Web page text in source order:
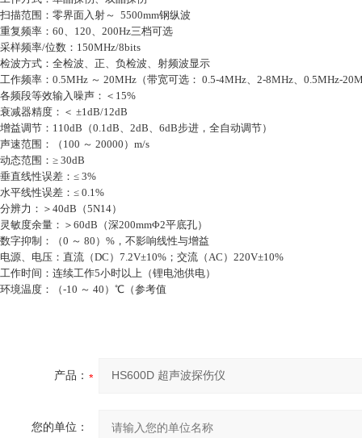
扫描范围：零界面入射～ 5500mm钢纵波
重复频率：60、120、200Hz三档可选
采样频率/位数：150MHz/8bits
检波方式：全检波、正、负检波、射频波显示
工作频率：0.5MHz ～ 20MHz（带宽可选： 0.5-4MHz、2-8MHz、0.5MHz-
各频段等效输入噪声：＜15%
衰减器精度：＜ ±1dB/12dB
增益调节：110dB（0.1dB、2dB、6dB步进，全自动调节）
声速范围：（100 ～ 20000）m/s
动态范围：≥ 30dB
垂直线性误差：≤ 3%
水平线性误差：≤ 0.1%
分辨力：＞40dB（5N14）
灵敏度余量：＞60dB（深200mmΦ2平底孔）
数字抑制：（0 ～ 80）%，不影响线性与增益
电源、电压：直流（DC）7.2V±10%；交流（AC）220V±10%
工作时间：连续工作5小时以上（锂电池供电）
环境温度：（-10 ～ 40）℃（参考值
产品：
您的单位：